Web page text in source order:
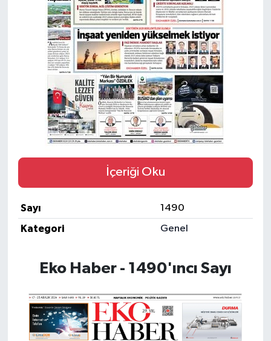
İçeriği Oku
Sayı
1490
Kategori
Genel
Eko Haber - 1490'ıncı Sayı